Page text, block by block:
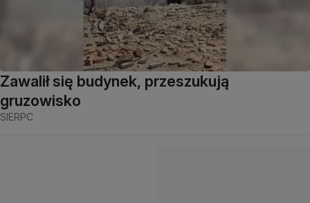
Zawalił się budynek, przeszukują
gruzowisko
SIERPC